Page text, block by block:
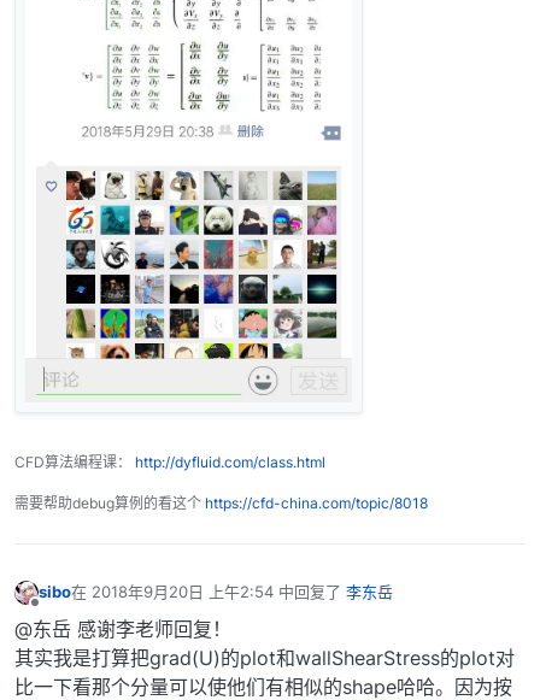
CFD算法编程课： http://dyfluid.com/class.html
需要帮助debug算例的看这个 https://cfd-china.com/topic/8018
sibo在 2018年9月20日 上午2:54 中回复了 李东岳
最后由 编辑
@东岳 感谢李老师回复！
其实我是打算把grad(U)的plot和wallShearStress的plot对
比一下看那个分量可以使他们有相似的shape哈哈。因为按